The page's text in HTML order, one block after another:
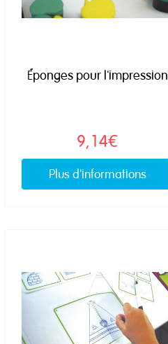
Éponges pour l'impression
9,14€
Plus d'informations